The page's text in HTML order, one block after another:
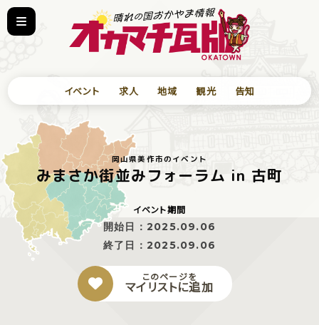
イベント 求人 地域 観光 告知
岡山県美作市のイベント
みまさか街並みフォーラム in 古町
イベント期間
開始日： 2025.09.06
終了日： 2025.09.06
このページを
マイリストに追加